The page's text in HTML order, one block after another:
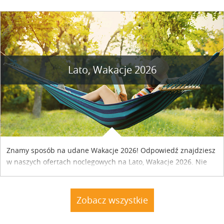
Lato, Wakacje 2026
Znamy sposób na udane Wakacje 2026! Odpowiedź znajdziesz
w naszych ofertach noclegowych na Lato, Wakacje 2026. Nie
Zobacz wszystkie